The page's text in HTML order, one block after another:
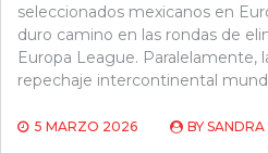
seleccionados mexicanos en
duro camino en las rondas de
Europa League. Paralelamente,
repechaje intercontinental
5 MARZO 2026 BY